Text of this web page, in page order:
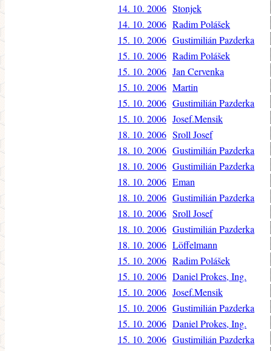
14. 10. 2006 Stonjek
14. 10. 2006 Radim Polášek
15. 10. 2006 Gustimilián Pazderka
15. 10. 2006 Radim Polášek
15. 10. 2006 Jan Cervenka
15. 10. 2006 Martin
15. 10. 2006 Gustimilián Pazderka
15. 10. 2006 Josef.Mensik
18. 10. 2006 Sroll Josef
18. 10. 2006 Gustimilián Pazderka
18. 10. 2006 Gustimilián Pazderka
18. 10. 2006 Eman
18. 10. 2006 Gustimilián Pazderka
18. 10. 2006 Sroll Josef
18. 10. 2006 Gustimilián Pazderka
18. 10. 2006 Löffelmann
15. 10. 2006 Radim Polášek
15. 10. 2006 Daniel Prokes, Ing.
15. 10. 2006 Josef.Mensik
15. 10. 2006 Gustimilián Pazderka
15. 10. 2006 Daniel Prokes, Ing.
15. 10. 2006 Gustimilián Pazderka